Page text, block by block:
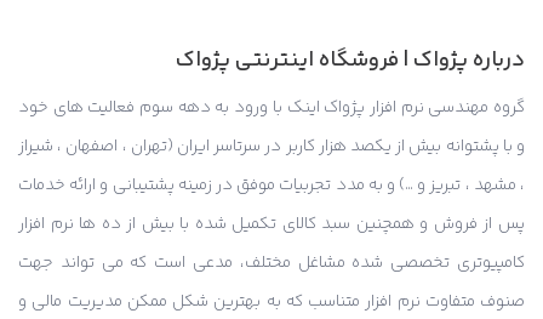
درباره پژواک | فروشگاه اینترنتی پژواک
گروه مهندسی نرم افزار پژواک اینک با ورود به دهه سوم فعالیت های خود
و با پشتوانه بیش از یکصد هزار کاربر در سرتاسر ایران (تهران ، اصفهان ، شیراز
، مشهد ، تبریز و …) و به مدد تجربیات موفق در زمینه پشتیبانی و ارائه خدمات
پس از فروش و همچنین سبد کالای تکمیل شده با بیش از ده ها نرم افزار
کامپیوتری تخصصی شده مشاغل مختلف، مدعی است که می تواند جهت
صنوف متفاوت نرم افزار متناسب که به بهترین شکل ممکن مدیریت مالی و